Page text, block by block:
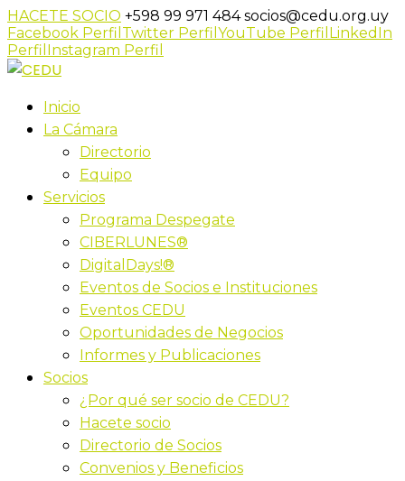
HACETE SOCIO +598 99 971 484socios@cedu.org.uy
Facebook Perfil Twitter Perfil YouTube Perfil LinkedIn
Perfil Instagram Perfil
Inicio
La Cámara
Directorio
Equipo
Servicios
Programa Despegate
CIBERLUNES®
DigitalDays!®
Eventos de Socios e Instituciones
Eventos CEDU
Oportunidades de Negocios
Informes y Publicaciones
Socios
¿Por qué ser socio de CEDU?
Hacete socio
Directorio de Socios
Convenios y Beneficios